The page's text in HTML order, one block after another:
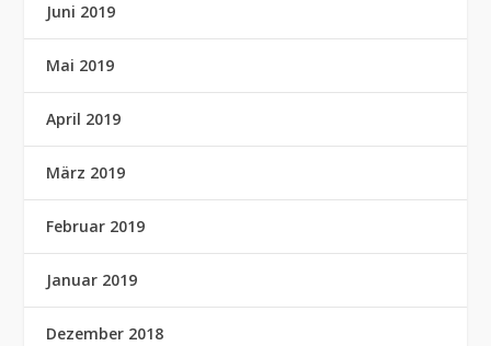
Juni 2019
Mai 2019
April 2019
März 2019
Februar 2019
Januar 2019
Dezember 2018